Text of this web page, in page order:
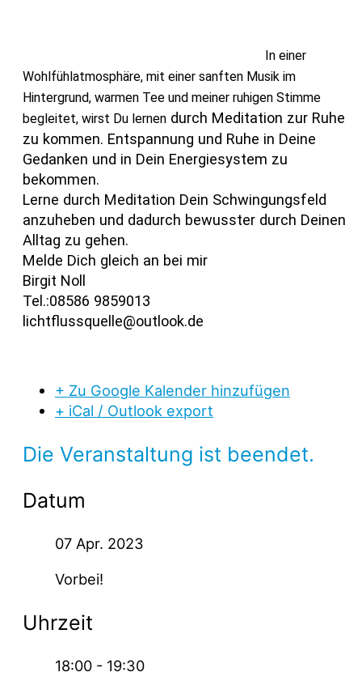
In einer
Wohlfühlatmosphäre, mit einer sanften Musik im
Hintergrund, warmen Tee und meiner ruhigen Stimme
begleitet, wirst Du lernen durch Meditation zur Ruhe
zu kommen. Entspannung und Ruhe in Deine
Gedanken und in Dein Energiesystem zu
bekommen.
Lerne durch Meditation Dein Schwingungsfeld
anzuheben und dadurch bewusster durch Deinen
Alltag zu gehen.
Melde Dich gleich an bei mir
Birgit Noll
Tel.:08586 9859013
lichtflussquelle@outlook.de
+ Zu Google Kalender hinzufügen
+ iCal / Outlook export
Die Veranstaltung ist beendet.
Datum
07 Apr. 2023
Vorbei!
Uhrzeit
18:00 - 19:30